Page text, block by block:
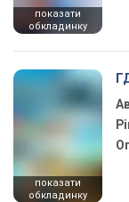
показати
обкладинку
показати
обкладинку